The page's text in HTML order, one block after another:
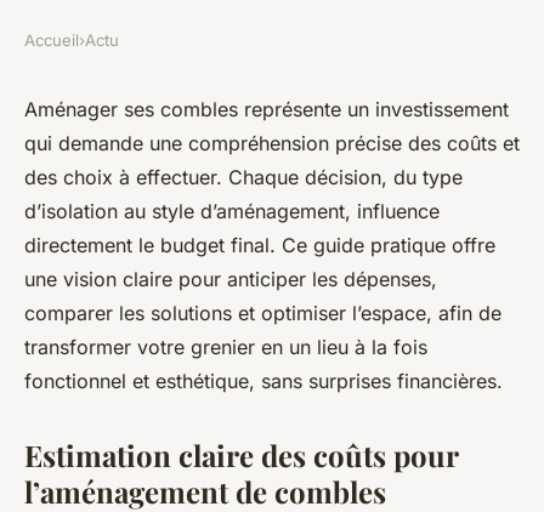
Coûts et choix pour
l'aménagement de combles :
guide pratique
Charles•4 octobre 2025 •7 min de lecture
Accueil›Actu
Aménager ses combles représente un investissement
qui demande une compréhension précise des coûts et
des choix à effectuer. Chaque décision, du type
d’isolation au style d’aménagement, influence
directement le budget final. Ce guide pratique offre
une vision claire pour anticiper les dépenses,
comparer les solutions et optimiser l’espace, afin de
transformer votre grenier en un lieu à la fois
fonctionnel et esthétique, sans surprises financières.
Estimation claire des coûts pour
l’aménagement de combles